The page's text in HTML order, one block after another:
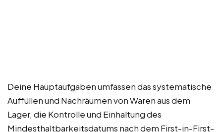
Deine Hauptaufgaben umfassen das systematische
Auffüllen und Nachräumen von Waren aus dem
Lager, die Kontrolle und Einhaltung des
Mindesthaltbarkeitsdatums nach dem First-in-First-